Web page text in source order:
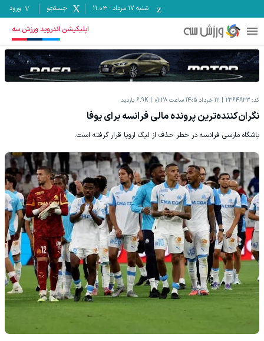
شنبه ۱۷ مرداد -
11:03 جستجو ورود
اپلیکیشن اندروید ورزش سه
کد: 2364833 12 خرداد 1405 ساعت 01:28 6.9K بازدید
نگران‌کننده‌ترین پرونده مالی فرانسه برای یوفا
باشگاه مارسی فرانسه در خطر حذف از لیگ اروپا قرار گرفته است.